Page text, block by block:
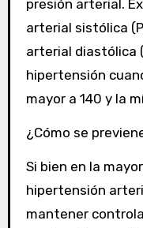
presión arterial.
arterial sistólica
arterial diastólica
hipertensión
mayor a 140 y la
¿Cómo se
Si bien en la
hipertensión
mantener